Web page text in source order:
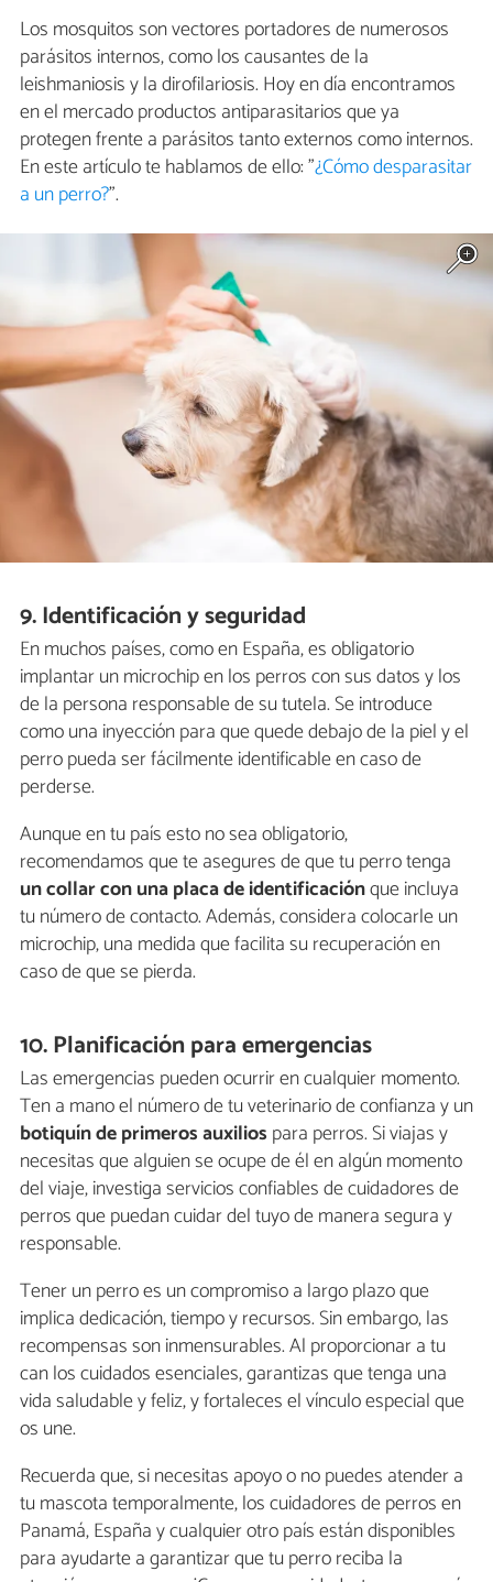
Los mosquitos son vectores portadores de numerosos
parásitos internos, como los causantes de la
leishmaniosis y la dirofilariosis. Hoy en día encontramos
en el mercado productos antiparasitarios que ya
protegen frente a parásitos tanto externos como internos.
En este artículo te hablamos de ello: "¿Cómo desparasitar
a un perro?".
9. Identificación y seguridad
En muchos países, como en España, es obligatorio
implantar un microchip en los perros con sus datos y los
de la persona responsable de su tutela. Se introduce
como una inyección para que quede debajo de la piel y el
perro pueda ser fácilmente identificable en caso de
perderse.
Aunque en tu país esto no sea obligatorio,
recomendamos que te asegures de que tu perro tenga
un collar con una placa de identificaciónque incluya
tu número de contacto. Además, considera colocarle un
microchip, una medida que facilita su recuperación en
caso de que se pierda.
10. Planificación para emergencias
Las emergencias pueden ocurrir en cualquier momento.
Ten a mano el número de tu veterinario de confianza y un
botiquínde primeros auxilios para perros. Si viajas y
necesitas que alguien se ocupe de él en algún momento
del viaje, investiga servicios confiables de cuidadores de
perros que puedan cuidar del tuyo de manera segura y
responsable.
Tener un perro es un compromiso a largo plazo que
implica dedicación, tiempo y recursos. Sin embargo, las
recompensas son inmensurables. Al proporcionar a tu
can los cuidados esenciales, garantizas que tenga una
vida saludable y feliz, y fortaleces el vínculo especial que
os une.
Recuerda que, si necesitas apoyo o no puedes atender a
tu mascota temporalmente, los cuidadores de perros en
Panamá, España y cualquier otro país están disponibles
para ayudarte a garantizar que tu perro reciba la